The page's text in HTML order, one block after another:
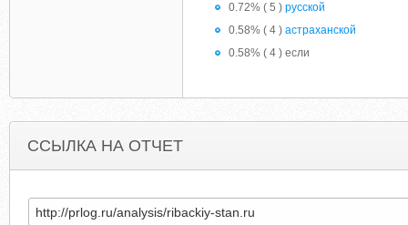
0.72% ( 5 ) русской
0.58% ( 4 ) астраханской
0.58% ( 4 ) если
ССЫЛКА НА ОТЧЕТ